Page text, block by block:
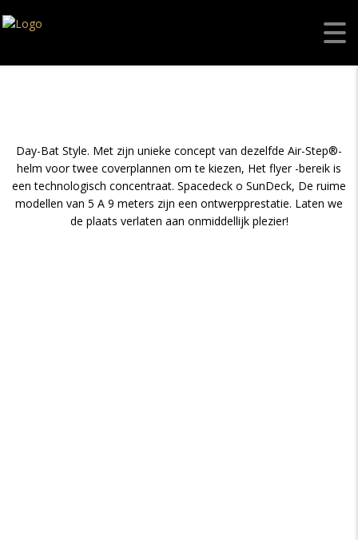
Day-Bat Style. Met zijn unieke concept van dezelfde Air-Step®-
helm voor twee coverplannen om te kiezen, Het flyer -bereik is
een technologisch concentraat. Spacedeck o SunDeck, De ruime
modellen van 5 A 9 meters zijn een ontwerpprestatie. Laten we
de plaats verlaten aan onmiddellijk plezier!